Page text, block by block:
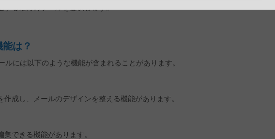
は？
には以下のような機能が含まれることがあります。
成し、メールのデザインを整える機能があります。
できる機能があります。